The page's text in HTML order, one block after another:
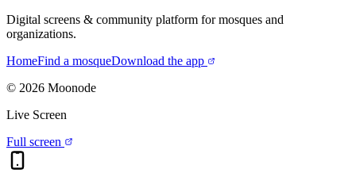
Digital screens & community platform for mosques and
organizations.
HomeFind a mosqueDownload the app
© 2026 Moonode
Live Screen
Full screen